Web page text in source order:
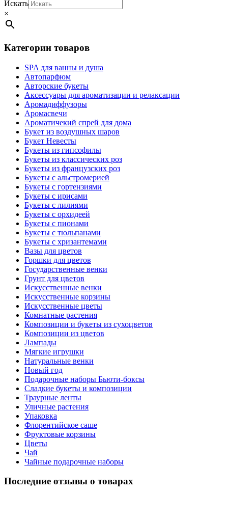
Искать
×
Категории товаров
SPA для ванны и душа
Автопарфюм
Авторские букеты
Аксессуары для ароматизации и релаксации
Аромадиффузоры
Аромасвечи
Ароматичекий спрей для дома
Букет из воздушных шаров
Букет Невесты
Букеты из гипсофилы
Букеты из классических роз
Букеты из французских роз
Букеты с альстромерией
Букеты с гортензиями
Букеты с ирисами
Букеты с лилиями
Букеты с орхидеей
Букеты с пионами
Букеты с тюльпанами
Букеты с хризантемами
Вазы для цветов
Горшки для цветов
Государственные венки
Грунт для цветов
Искусственные венки
Искусственные корзины
Искусственные цветы
Комнатные растения
Композиции и букеты из сухоцветов
Композиции из цветов
Лампады
Мягкие игрушки
Натуральные венки
Новый год
Подарочные наборы Бьюти-боксы
Сладкие букеты и композиции
Траурные ленты
Уличные растения
Упаковка
Флорентийское саше
Фруктовые корзины
Цветы
Чай
Чайные подарочные наборы
Последние отзывы о товарах